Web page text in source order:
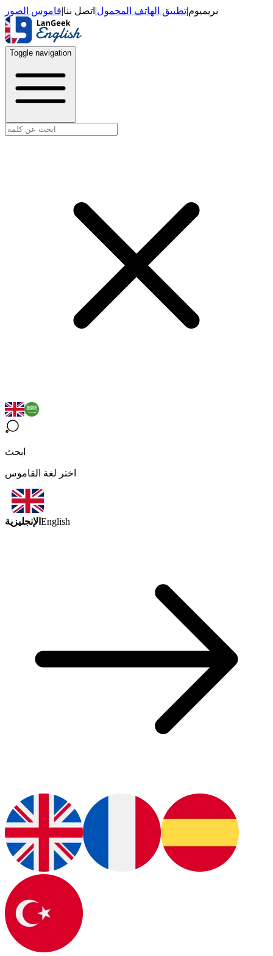
بريميوم|تطبيق الهاتف المحمول| اتصل بنا|قاموس الصور
Toggle navigation
ابحث
اختر لغة القاموس
الإنجليزية English